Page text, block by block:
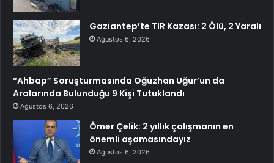
Gaziantep’te TIR Kazası: 2 Ölü, 2 Yaralı
Ağustos 6, 2026
“Ahbap” Soruşturmasında Oğuzhan Uğur’un da
Aralarında Bulunduğu 9 Kişi Tutuklandı
Ağustos 6, 2026
Ömer Çelik: 2 yıllık çalışmanın en
önemli aşamasındayız
Ağustos 6, 2026